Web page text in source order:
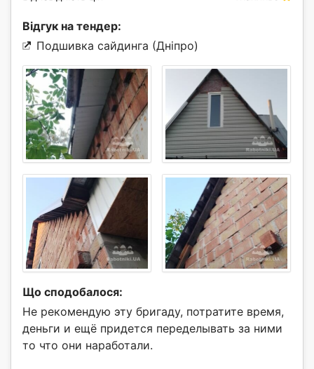
Відгук на тендер:
Подшивка сайдинга (Дніпро)
Що сподобалося:
Не рекомендую эту бригаду, потратите время,
деньги и ещё придется переделывать за ними
то что они наработали.